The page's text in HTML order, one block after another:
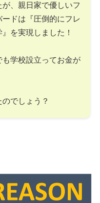
、親日家で優しいフ
ドは『圧倒的にフレ
を実現しました！
学校設立ってお金が
でしょう？